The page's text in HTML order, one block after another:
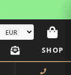
SHOP